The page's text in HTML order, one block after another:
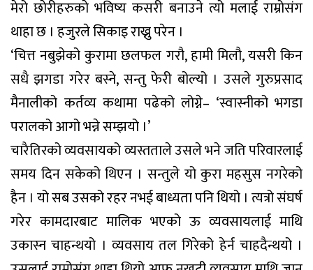
मेरो छाेरीहरुकाे भविष्य कसरी बनाउने त्यो मलाई राम्रोसंग
थाहा छ । हजुरले सिकाइ राख्नु परेन ।
‘चित्त नबुझेको कुरामा छलफल गरौ, हामी मिलौ, यसरी किन
सधै झगडा गरेर बस्ने, सन्तु फेरी बोल्यो । उसले गुरुप्रसाद
मैनालीको कर्तव्य कथामा पढेको लोग्ने– ‘स्वास्नीको भगडा
परालको आगो भन्ने सम्झयो ।’
चारैतिरको व्यवसायको व्यस्तताले उसले भने जति परिवारलाई
समय दिन सकेको थिएन । सन्तुले यो कुरा महसुस नगरेको
हैन । यो सब उसको रहर नभई बाध्यता पनि थियो । त्यत्रो संघर्ष
गरेर कामदारबाट मालिक भएको ऊ व्यवसायलाई माथि
उकास्न चाहन्थयो । व्यवसाय तल गिरेको हेर्न चाहदैन्थयो ।